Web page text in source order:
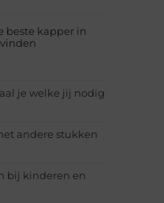
beste kapper in
je welke jij nodig
andere stukken
bij kinderen en